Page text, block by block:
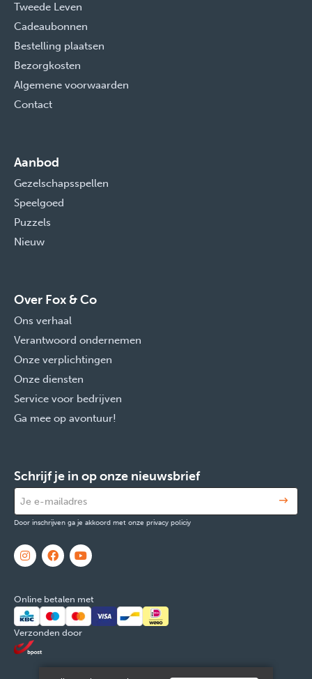
Tweede Leven
Cadeaubonnen
Bestelling plaatsen
Bezorgkosten
Algemene voorwaarden
Contact
Aanbod
Gezelschapsspellen
Speelgoed
Puzzels
Nieuw
Over Fox & Co
Ons verhaal
Verantwoord ondernemen
Onze verplichtingen
Onze diensten
Service voor bedrijven
Ga mee op avontuur!
Schrijf je in op onze nieuwsbrief
Door inschrijven ga je akkoord met onze privacy policiy
Online betalen met
Verzonden door